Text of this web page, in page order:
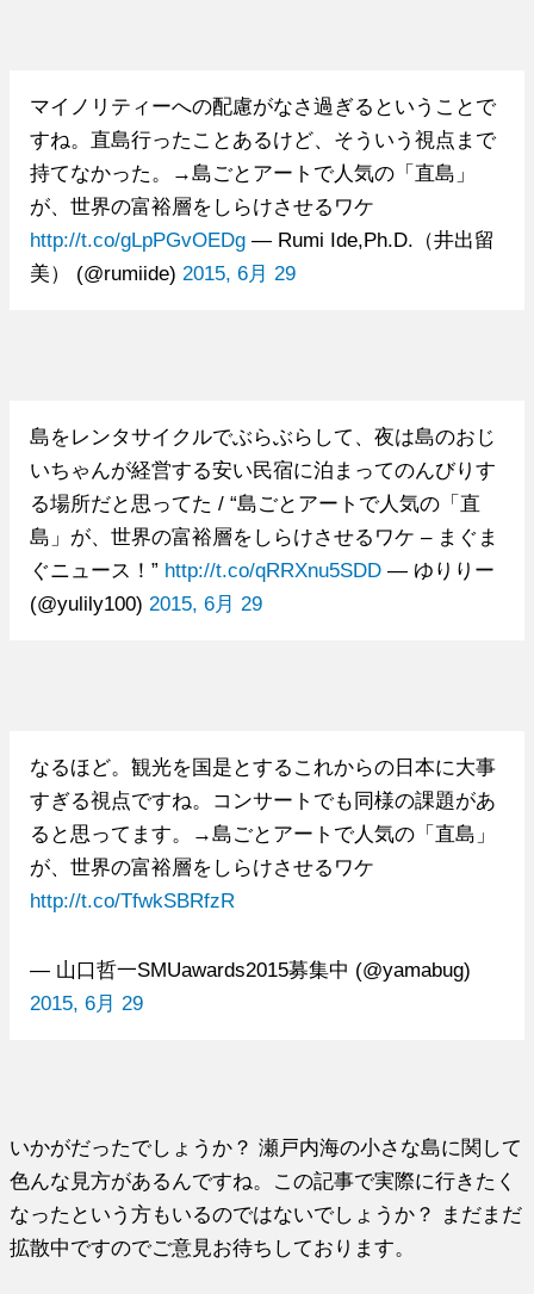
マイノリティーへの配慮がなさ過ぎるということで
すね。直島行ったことあるけど、そういう視点まで
持てなかった。→島ごとアートで人気の「直島」
が、世界の富裕層をしらけさせるワケ
http://t.co/gLpPGvOEDg— Rumi Ide,Ph.D.（井出留
美） (@rumiide) 2015, 6月 29
島をレンタサイクルでぶらぶらして、夜は島のおじ
いちゃんが経営する安い民宿に泊まってのんびりす
る場所だと思ってた / “島ごとアートで人気の「直
島」が、世界の富裕層をしらけさせるワケ – まぐま
ぐニュース！” http://t.co/qRRXnu5SDD— ゆりりー
(@yulily100) 2015, 6月 29
なるほど。観光を国是とするこれからの日本に大事
すぎる視点ですね。コンサートでも同様の課題があ
ると思ってます。→島ごとアートで人気の「直島」
が、世界の富裕層をしらけさせるワケ
http://t.co/TfwkSBRfzR
— 山口哲一SMUawards2015募集中 (@yamabug)
2015, 6月 29
いかがだったでしょうか？ 瀬戸内海の小さな島に関して
色んな見方があるんですね。この記事で実際に行きたく
なったという方もいるのではないでしょうか？ まだまだ
拡散中ですのでご意見お待ちしております。